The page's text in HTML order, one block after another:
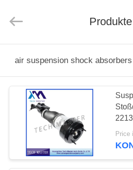
PRODUKTE
VIDEOS
ÜBER
UNS
parts
co.ltd.
Reserved.
Produkte
air suspension shock absorbers
Price